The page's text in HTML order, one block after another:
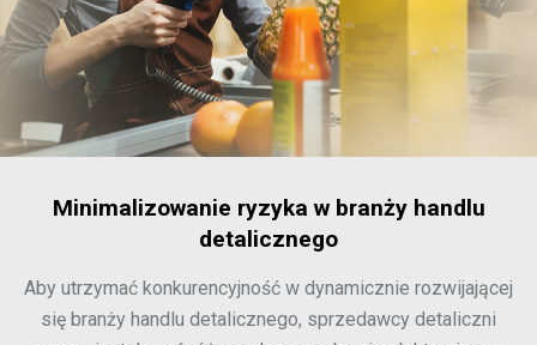
Minimalizowanie ryzyka w branży handlu
detalicznego
Aby utrzymać konkurencyjność w dynamicznie rozwijającej
się branży handlu detalicznego, sprzedawcy detaliczni